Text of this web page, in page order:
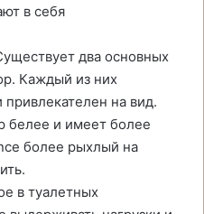
в себя
два основных
Каждый из них
на вид.
белее и имеет более
более рыхлый на
в туалетных